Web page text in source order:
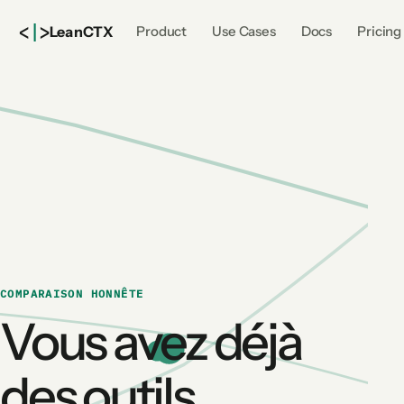
<|>LeanCTX Product Use Cases Docs Pricing
COMPARAISON HONNÊTE
Vous avez déjà